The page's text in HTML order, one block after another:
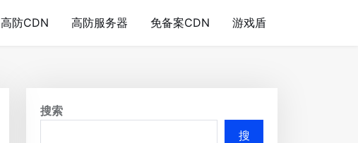
高防CDN 高防服务器 免备案CDN 游戏盾
搜索
搜